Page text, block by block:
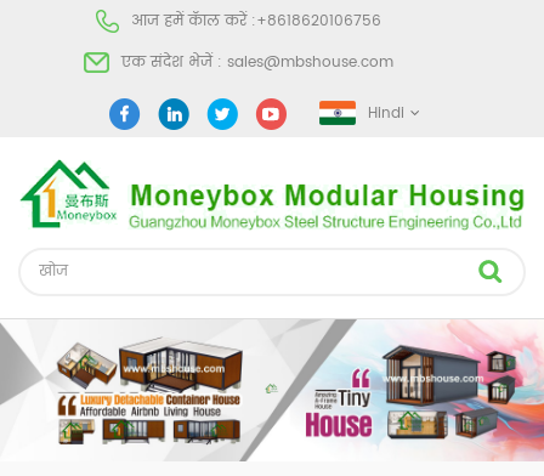
आज हमें कॅाल करें :+8618620106756
एक संदेश भेजें : sales@mbshouse.com
Hindi